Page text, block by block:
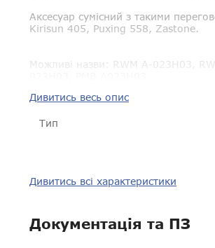
Аксесуар сумісний з такими
Kirisun 405, Puxing 558, Zastone.
Можливі назви: RWM A-023H03,
Дивитись весь опис
Тип
Дивитись всі характеристики
Документація та ПЗ